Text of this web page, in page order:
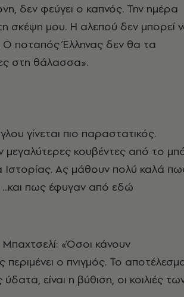
δεν φεύγει ο καπνός. Την ημέρα
σκέψη μου. Η αλεπού δεν μπορεί
O ποταπός Έλληνας δεν θα τα
στη θάλασσα».
γίνεται πιο παραστατικός.
μεγαλύτερες κουβέντες από το
Ιστορίας. Ας μάθουν πολύ καλά
πως έφυγαν από εδώ
Μπαχτσελί: «Όσοι κάνουν
ο πνιγμός. Το
είναι η βύθιση, οι κοιλιές